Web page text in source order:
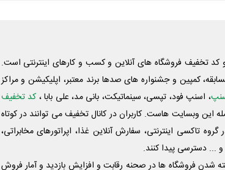
تخفیف فروشگاه های آنلاین و کسب و‌ کارهای اینترنتی است.
کمپین و جشنواره های صدها برند معتبر، اپلیکیشن و مراکز
، اسنپ فود، تپسی، سینماتیکت، بانی مد، علی‌ بابا ، کد تخفیف
این وبسایت ‌هاست. کاربران در کانال تخفیف می توانند در کوتاه
تاکسی اینترنتی، سفارش آنلاین غذا، اپراتورهای مخابراتی،
... دسترسی پیدا کنند.
شدن فروشگاه ها در صحنه رقابت و افزایش بازدید و آمار فروش